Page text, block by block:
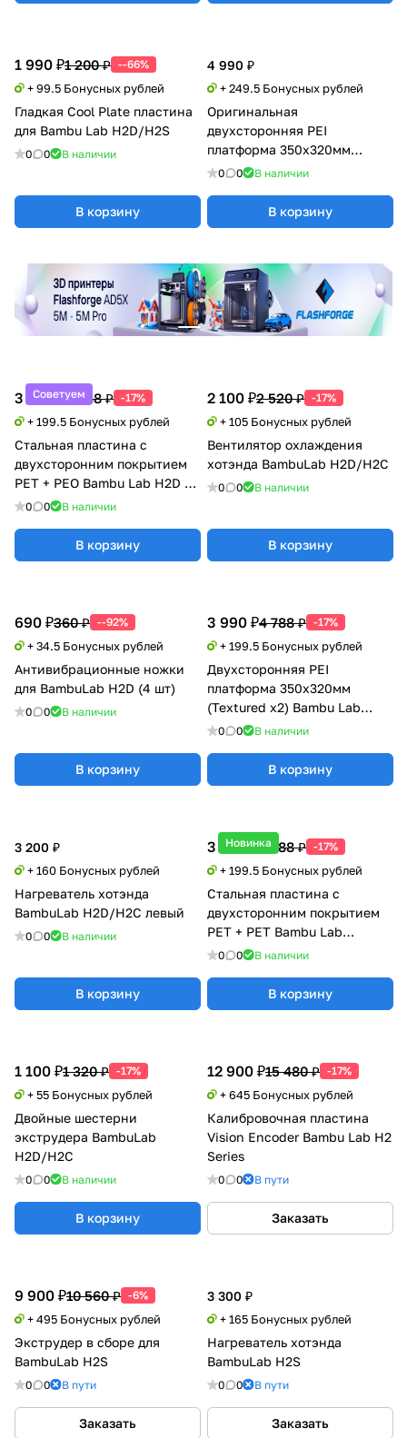
1 990 ₽1 200 ₽ --66%
+ 99.5 Бонусных рублей
Гладкая Cool Plate пластина
для Bambu Lab H2D/H2S
0 0 В наличии
В корзину
4 990 ₽
+ 249.5 Бонусных рублей
Оригинальная
двухсторонняя PEI
платформа 350x320мм
(Textured x2) Bambu Lab
0 0 В наличии
В корзину
Советуем
3 990 ₽4 788 ₽ -17%
+ 199.5 Бонусных рублей
Стальная пластина с
двухсторонним покрытием
PET + PEO Bambu Lab H2D /
H2S
0 0 В наличии
В корзину
2 100 ₽2 520 ₽ -17%
+ 105 Бонусных рублей
Вентилятор охлаждения
хотэнда BambuLab H2D/H2C
0 0 В наличии
В корзину
690 ₽360 ₽ --92%
+ 34.5 Бонусных рублей
Антивибрационные ножки
для BambuLab H2D (4 шт)
0 0 В наличии
В корзину
3 990 ₽4 788 ₽ -17%
+ 199.5 Бонусных рублей
Двухсторонняя PEI
платформа 350x320мм
(Textured x2) Bambu Lab
H2D/H2S
0 0 В наличии
В корзину
3 200 ₽
+ 160 Бонусных рублей
Нагреватель хотэнда
BambuLab H2D/H2C левый
0 0 В наличии
В корзину
Новинка
3 990 ₽4 788 ₽ -17%
+ 199.5 Бонусных рублей
Стальная пластина с
двухсторонним покрытием
PET + PET Bambu Lab
H2D/H2S
0 0 В наличии
В корзину
1 100 ₽1 320 ₽ -17%
+ 55 Бонусных рублей
Двойные шестерни
экструдера BambuLab
H2D/H2C
0 0 В наличии
В корзину
12 900 ₽15 480 ₽ -17%
+ 645 Бонусных рублей
Калибровочная пластина
Vision Encoder Bambu Lab H2
Series
0 0 В пути
Заказать
9 900 ₽10 560 ₽ -6%
+ 495 Бонусных рублей
Экструдер в сборе для
BambuLab H2S
0 0 В пути
Заказать
3 300 ₽
+ 165 Бонусных рублей
Нагреватель хотэнда
BambuLab H2S
0 0 В пути
Заказать